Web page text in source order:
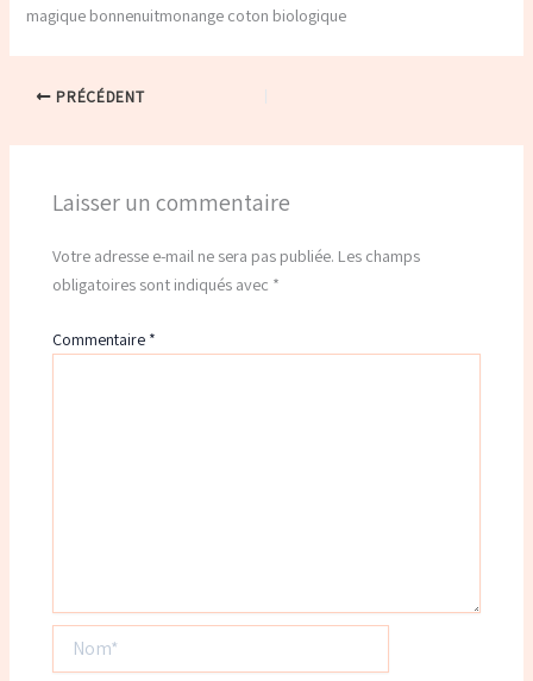
magique bonnenuitmonange coton biologique
PRÉCÉDENT
Laisser un commentaire
Votre adresse e-mail ne sera pas publiée. Les champs
obligatoires sont indiqués avec *
Commentaire *